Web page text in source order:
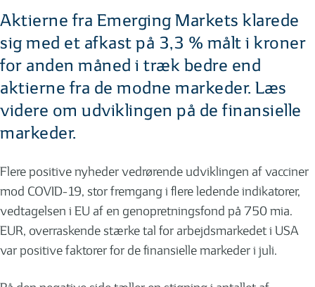
Aktierne fra Emerging Markets klarede
sig med et afkast på 3,3 % målt i kroner
for anden måned i træk bedre end
aktierne fra de modne markeder. Læs
videre om udviklingen på de finansielle
markeder.
Flere positive nyheder vedrørende udviklingen af vacciner
mod COVID-19, stor fremgang i flere ledende indikatorer,
vedtagelsen i EU af en genopretningsfond på 750 mia.
EUR, overraskende stærke tal for arbejdsmarkedet i USA
var positive faktorer for de finansielle markeder i juli.